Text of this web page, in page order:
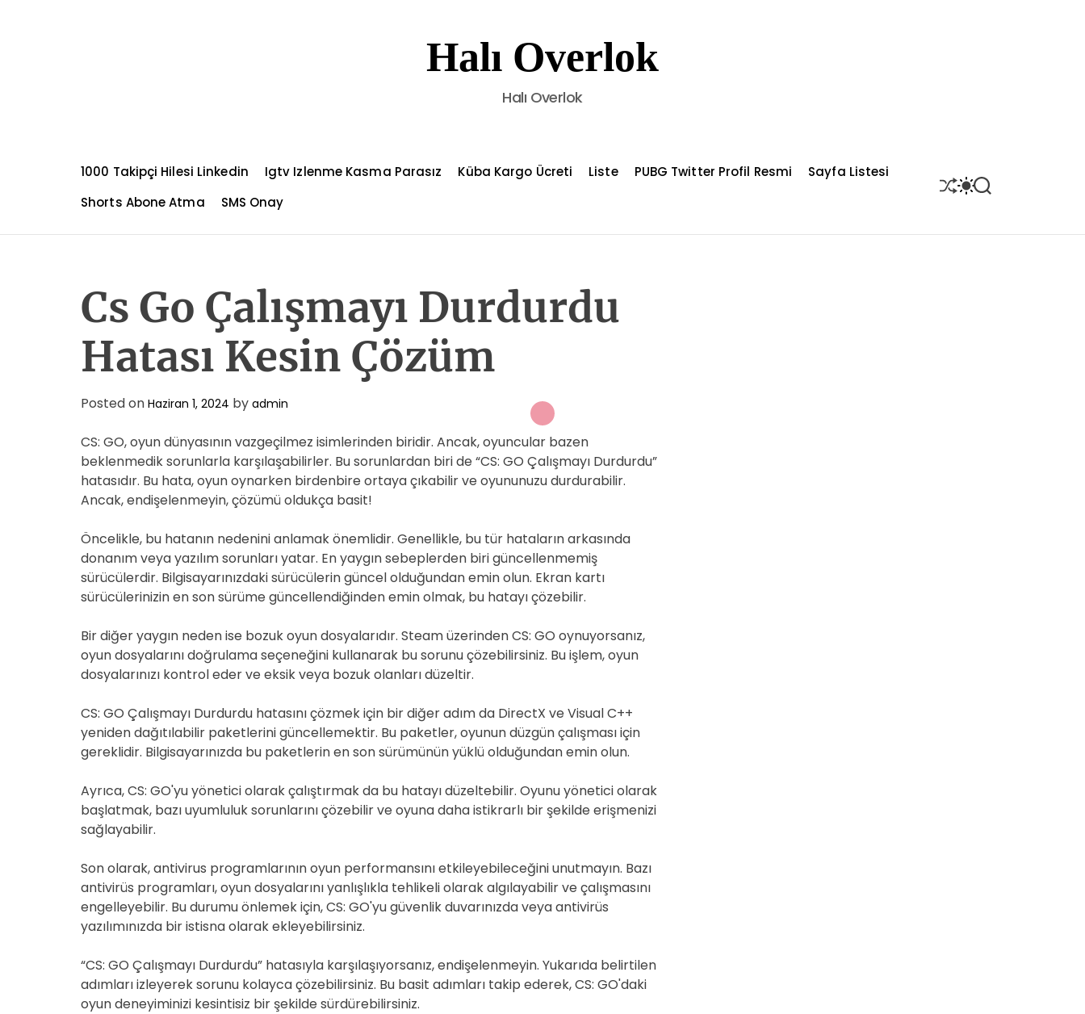
t
Halı Overlok
Halı Overlok
1000 Takipçi Hilesi Linkedin Igtv Izlenme Kasma Parasız Küba Kargo Ücreti Liste PUBG Twitter Profil Resmi
Sayfa Listesi
Shorts Abone Atma
SMS Onay
S
H
S
W
S
E
Cs Go Çalışmayı Durdurdu
Hatası Kesin Çözüm
Posted on Haziran 1, 2024 by admin
CS: GO, oyun dünyasının vazgeçilmez isimlerinden biridir. Ancak, oyuncular bazen
beklenmedik sorunlarla karşılaşabilirler. Bu sorunlardan biri de “CS: GO Çalışmayı Durdurdu”
hatasıdır. Bu hata, oyun oynarken birdenbire ortaya çıkabilir ve oyununuzu durdurabilir.
Ancak, endişelenmeyin, çözümü oldukça basit!
Öncelikle, bu hatanın nedenini anlamak önemlidir. Genellikle, bu tür hataların arkasında
donanım veya yazılım sorunları yatar. En yaygın sebeplerden biri güncellenmemiş
sürücülerdir. Bilgisayarınızdaki sürücülerin güncel olduğundan emin olun. Ekran kartı
sürücülerinizin en son sürüme güncellendiğinden emin olmak, bu hatayı çözebilir.
Bir diğer yaygın neden ise bozuk oyun dosyalarıdır. Steam üzerinden CS: GO oynuyorsanız,
oyun dosyalarını doğrulama seçeneğini kullanarak bu sorunu çözebilirsiniz. Bu işlem, oyun
dosyalarınızı kontrol eder ve eksik veya bozuk olanları düzeltir.
CS: GO Çalışmayı Durdurdu hatasını çözmek için bir diğer adım da DirectX ve Visual C++
yeniden dağıtılabilir paketlerini güncellemektir. Bu paketler, oyunun düzgün çalışması için
gereklidir. Bilgisayarınızda bu paketlerin en son sürümünün yüklü olduğundan emin olun.
Ayrıca, CS: GO'yu yönetici olarak çalıştırmak da bu hatayı düzeltebilir. Oyunu yönetici olarak
başlatmak, bazı uyumluluk sorunlarını çözebilir ve oyuna daha istikrarlı bir şekilde erişmenizi
sağlayabilir.
Son olarak, antivirus programlarının oyun performansını etkileyebileceğini unutmayın. Bazı
antivirüs programları, oyun dosyalarını yanlışlıkla tehlikeli olarak algılayabilir ve çalışmasını
engelleyebilir. Bu durumu önlemek için, CS: GO'yu güvenlik duvarınızda veya antivirüs
yazılımınızda bir istisna olarak ekleyebilirsiniz.
“CS: GO Çalışmayı Durdurdu” hatasıyla karşılaşıyorsanız, endişelenmeyin. Yukarıda belirtilen
adımları izleyerek sorunu kolayca çözebilirsiniz. Bu basit adımları takip ederek, CS: GO'daki
oyun deneyiminizi kesintisiz bir şekilde sürdürebilirsiniz.